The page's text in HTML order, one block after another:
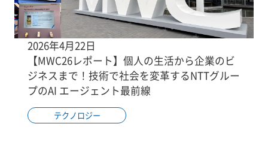
2026年4月22日
【MWC26レポート】個人の生活から企業のビ
ジネスまで！技術で社会を変革するNTTグルー
プのAI エージェント最前線
テクノロジー